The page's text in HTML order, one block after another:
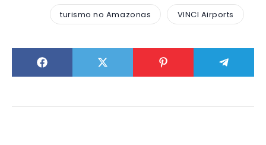
turismo no Amazonas VINCI Airports